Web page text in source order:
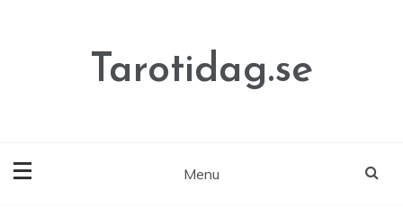
Tarotidag.se
Menu